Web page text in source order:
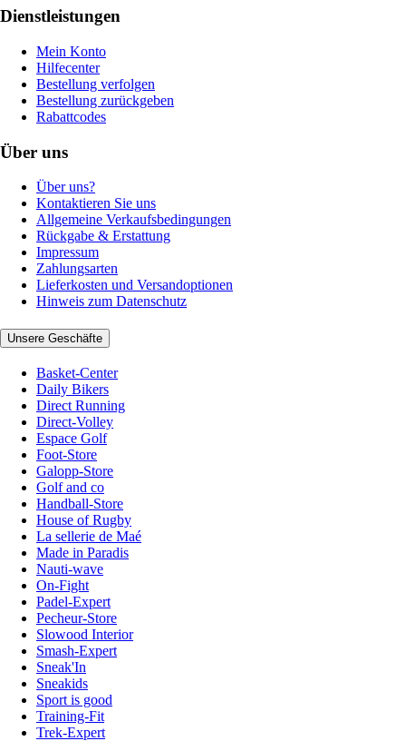
Dienstleistungen
Mein Konto
Hilfecenter
Bestellung verfolgen
Bestellung zurückgeben
Rabattcodes
Über uns
Über uns?
Kontaktieren Sie uns
Allgemeine Verkaufsbedingungen
Rückgabe & Erstattung
Impressum
Zahlungsarten
Lieferkosten und Versandoptionen
Hinweis zum Datenschutz
Unsere Geschäfte
Basket-Center
Daily Bikers
Direct Running
Direct-Volley
Espace Golf
Foot-Store
Galopp-Store
Golf and co
Handball-Store
House of Rugby
La sellerie de Maé
Made in Paradis
Nauti-wave
On-Fight
Padel-Expert
Pecheur-Store
Slowood Interior
Smash-Expert
Sneak'In
Sneakids
Sport is good
Training-Fit
Trek-Expert